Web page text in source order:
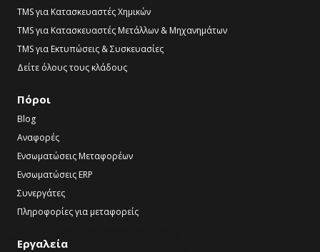
TMS για Κατασκευαστές Χημικών
TMS για Κατασκευαστές Μετάλλων & Μηχανημάτων
TMS για Εκτυπώσεις & Συσκευασίες
Δείτε όλους τους κλάδους
Πόροι
Blog
Αναφορές
Ενσωματώσεις Μεταφορέων
Ενσωματώσεις ERP
Συνεργάτες
Πληροφορίες για μεταφορείς
Εργαλεία